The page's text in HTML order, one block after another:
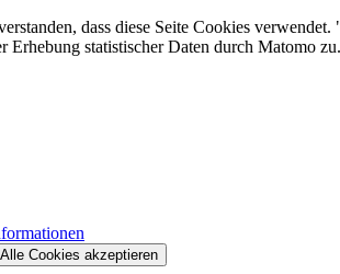
dass diese Seite Cookies
statistischer Daten durch Matomo
Alle Cookies akzeptieren